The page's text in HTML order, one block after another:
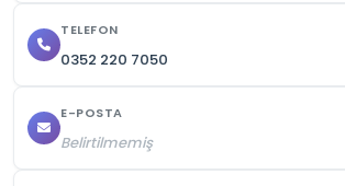
TELEFON
0352 220 7050
E-POSTA
Belirtilmemiş